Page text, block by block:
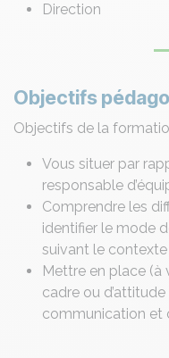
Direction
Objectifs
Objectifs de la
Vous situer par
responsable
Comprendre les
identifier le mode
suivant le contexte
Mettre en place (à
cadre ou
communication et